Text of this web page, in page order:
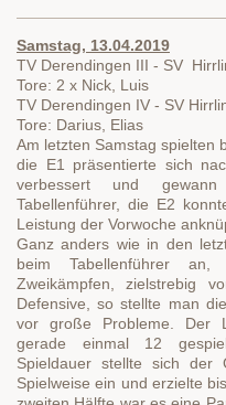
Samstag, 13.04.2019
TV Derendingen III - SV
Tore: 2 x Nick, Luis
TV Derendingen IV - SV
Tore: Darius, Elias
Am letzten Samstag spielten
die E1 präsentierte sich
verbessert und
Tabellenführer, die E2
Leistung der Vorwoche
Ganz anders wie in den
beim Tabellenführer
Zweikämpfen, zielstrebig
Defensive, so stellte man
vor große Probleme. Der
gerade einmal 12
Spieldauer stellte sich der
Spielweise ein und erzielte